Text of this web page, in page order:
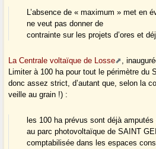
L’absence de « maximum » met en
ne veut pas donner de
contrainte sur les projets d’ores et
La Centrale voltaïque de Losse
,
Limiter à 100 ha pour tout le périmètre du
donc assez strict, d’autant que, selon la
veille au grain !) :
les 100 ha prévus sont déjà
au parc photovoltaïque de SAINT
comptabilisée dans les espaces